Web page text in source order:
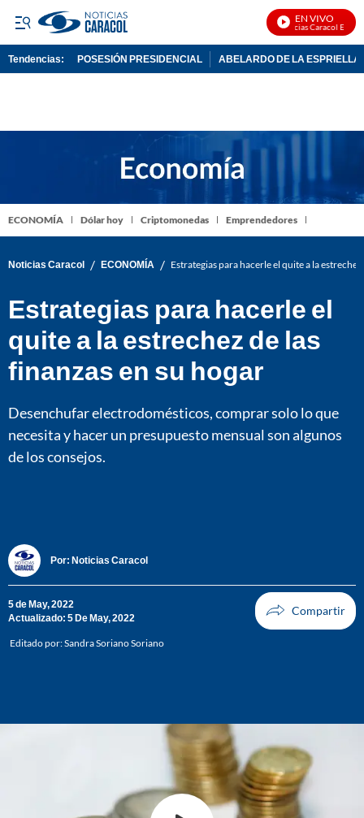
EN VIVO
Noticias Caracol En Vivo
Tendencias: POSESIÓN PRESIDENCIAL ABELARDO DE LA ESPRIELLA
ECONOMÍA Dólar hoy Criptomonedas Emprendedores
Noticias Caracol / ECONOMÍA / Estrategias para hacerle el quite a la
Estrategias para hacerle el
quite a la estrechez de las
finanzas en su hogar
Desenchufar electrodomésticos, comprar solo lo que
necesita y hacer un presupuesto mensual son algunos
de los consejos.
Por: Noticias Caracol
5 de May, 2022
Actualizado: 5 De May, 2022
Editado por:Sandra Soriano Soriano